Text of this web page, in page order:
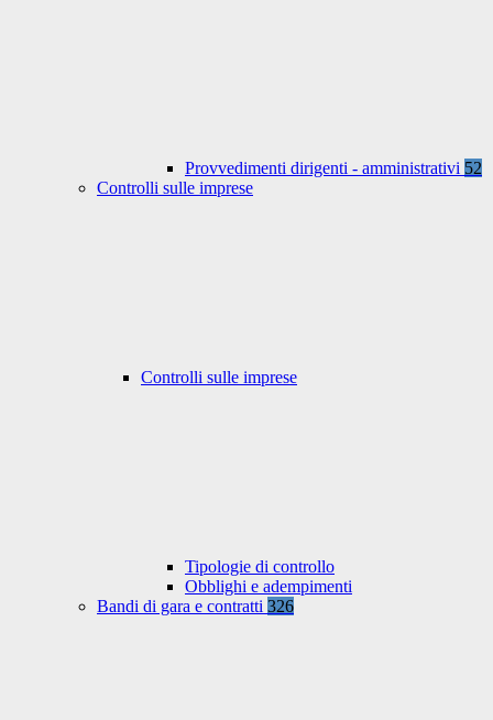
Provvedimenti dirigenti - amministrativi 52
Controlli sulle imprese
Controlli sulle imprese
Tipologie di controllo
Obblighi e adempimenti
Bandi di gara e contratti 326